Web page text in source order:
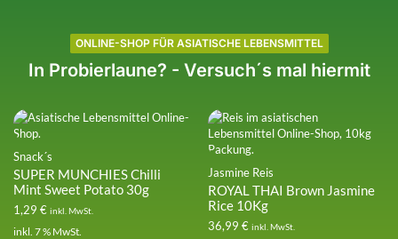
ONLINE-SHOP FÜR ASIATISCHE LEBENSMITTEL
In Probierlaune? - Versuch´s mal hiermit
Snack´s
SUPER MUNCHIES Chilli
Mint Sweet Potato 30g
1,29 € inkl. MwSt.
inkl. 7 % MwSt.
Jasmine Reis
ROYAL THAI Brown Jasmine
Rice 10Kg
36,99 € inkl. MwSt.